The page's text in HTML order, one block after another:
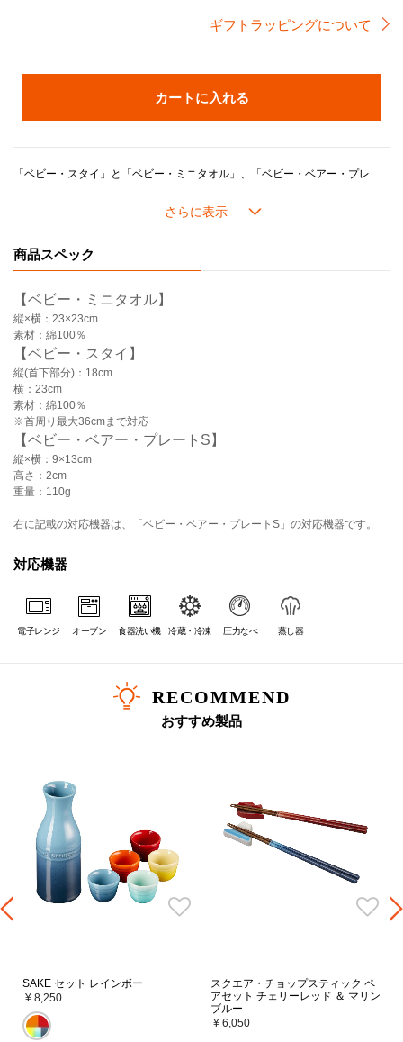
ギフトラッピングについて
カートに入れる
「ベビー・スタイ」と「ベビー・ミニタオル」、「ベビー・ベアー・プレートS」がセットになった、毎日のお食事に活躍する上質なギフトセットです。
「ベビー・ベアー・プレートS」は、かわいらしいクマをモチーフにした小皿で、お子様用のお菓子やご飯の取り分け皿にぴったり。
【セット内容】
・ベビー・スタイ x1
・ベビー・ベアー・プレートSx1
商品スペック
【ベビー・ミニタオル】
縦×横：23×23cm
素材：綿100％
【ベビー・スタイ】
縦(首下部分)：18cm
横：23cm
素材：綿100％
※首周り最大36cmまで対応
【ベビー・ベアー・プレートS】
縦×横：9×13cm
高さ：2cm
重量：110g
右に記載の対応機器は、「ベビー・ベアー・プレートS」の対応機器です。
対応機器
電子レンジ オーブン 食器洗い機 冷蔵・冷凍 圧力なべ 蒸し器
RECOMMEND
おすすめ製品
SAKE セット レインボー
¥ 8,250
スクエア・チョップスティック ペ
アセット チェリーレッド ＆ マリン
ブルー
¥ 6,050